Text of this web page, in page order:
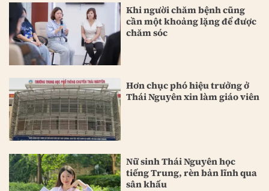
Khi người chăm bệnh cũng
cần một khoảng lặng để được
chăm sóc
Hơn chục phó hiệu trưởng ở
Thái Nguyên xin làm giáo viên
Nữ sinh Thái Nguyên học
tiếng Trung, rèn bản lĩnh qua
sân khấu